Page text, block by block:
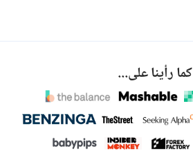
كما رأينا على...